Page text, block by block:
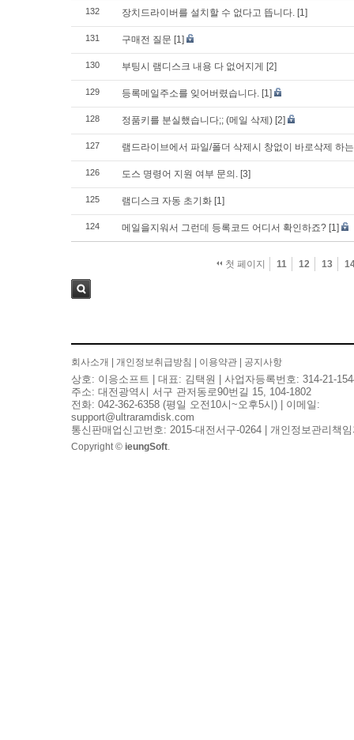
132 장치드라이버를 설치할 수 없다고 뜹니다. [1]
131 구매전 질문 [1]
130 부팅시 램디스크 내용 다 없어지게 [2]
129 등록메일주소를 잊어버렸습니다. [1]
128 정품키를 분실했습니다;; (메일 삭제) [2]
127 램드라이브에서 파일/폴더 삭제시 창없이 바로삭제 하
126 도스 명령어 지원 여부 문의. [3]
125 램디스크 자동 초기화 [1]
124 메일을지워서 그런데 등록코드 어디서 확인하죠? [1]
첫 페이지 11 12 13
회사소개 개인정보취급방침 이용약관 공지사항
상호: 이응소프트 | 대표: 김택원 | 사업자등록번호: 314-21-
주소: 대전광역시 서구 관저동로90번길 15, 104-1802
전화: 042-362-6358 (평일 오전10시~오후5시) | 이메일:
support@ultraramdisk.com
통신판매업신고번호: 2015-대전서구-0264 | 개인정보관리책
Copyright © ieungSoft.